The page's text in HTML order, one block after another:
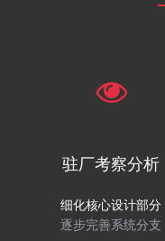
驻厂考察分析
细化核心设计部分
逐步完善系统分支